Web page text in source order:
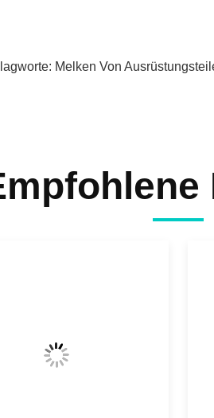
Melken Von